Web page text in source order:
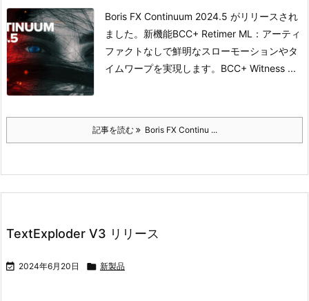
Boris FX Continuum 2024.5 がリリースされ
ました。 新機能BCC+ Retimer ML：アーティ
ファクトなしで鮮明なスローモーションやタ
イムワープを実現します。 BCC+ Witness ...
記事を読む Boris FX Continu ...
TextExploder V3 リリース
 2024年6月20日  新製品